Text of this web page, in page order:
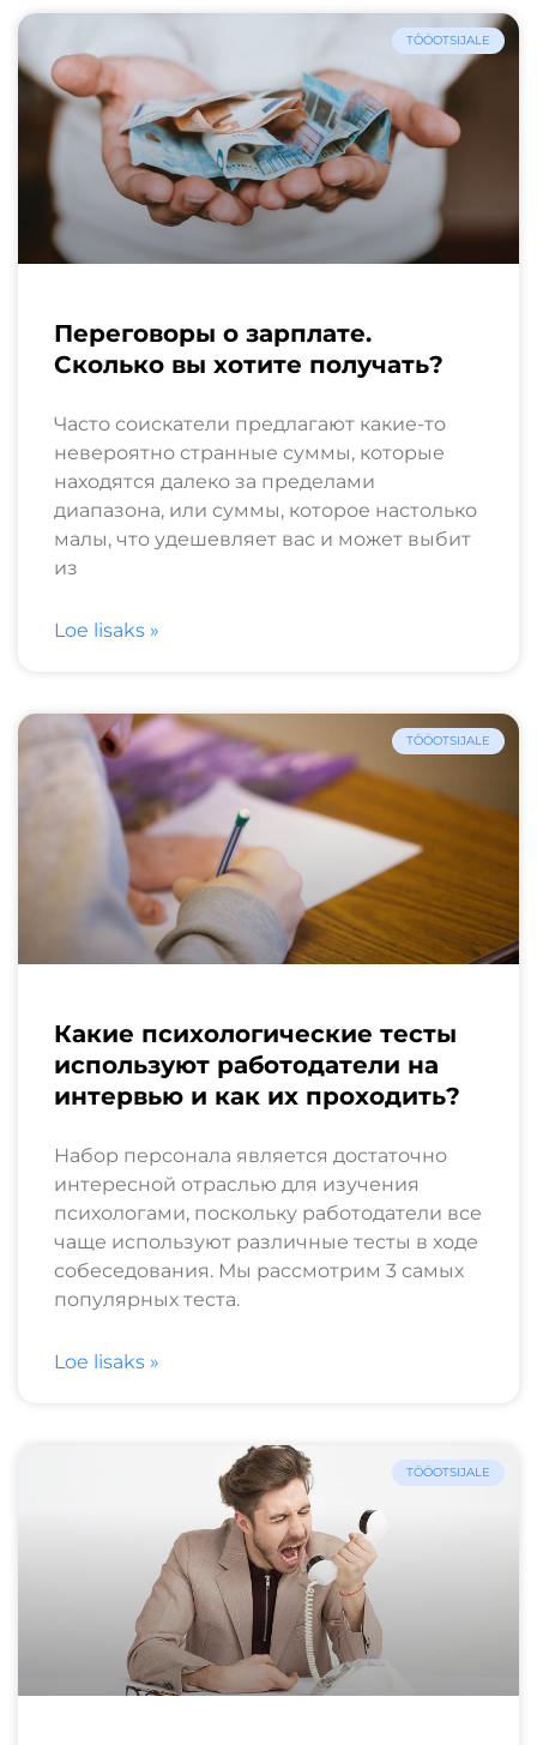
TÖÖOTSIJALE
Переговоры о зарплате.
Сколько вы хотите получать?
Часто соискатели предлагают какие-то
невероятно странные суммы, которые
находятся далеко за пределами
диапазона, или суммы, которое настолько
малы, что удешевляет вас и может выбит
из
Loe lisaks »
TÖÖOTSIJALE
Какие психологические тесты
используют работодатели на
интервью и как их проходить?
Набор персонала является достаточно
интересной отраслью для изучения
психологами, поскольку работодатели все
чаще используют различные тесты в ходе
собеседования. Мы рассмотрим 3 самых
популярных теста.
Loe lisaks »
TÖÖOTSIJALE